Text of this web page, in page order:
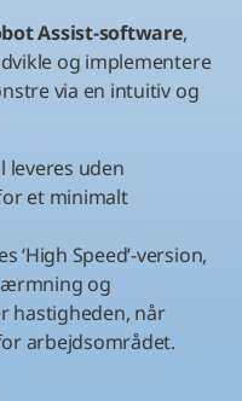
Assist-software,
og implementere
via en intuitiv og
leveres uden
et minimalt
‘High Speed’-version,
og
hastigheden, når
arbejdsområdet.